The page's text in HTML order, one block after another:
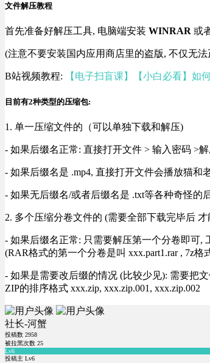
文件解压教程
首先准备好解压工具, 电脑端安装 WINRAR 或
(注意不要安装国内应用商店里的盗版, 不仅无
B站视频教程: 【电子扫盲课】【小白必看】如
目前有2种类型的压缩包:
1. 单一压缩文件的（可以单独下载和解压)
- 如果后缀名正常: 直接打开文件 > 输入密码 >
- 如果后缀名是 .mp4, 直接打开文件会播放猫和
- 如果无后缀名/或者后缀名是 .txt等各种奇怪的
2. 多个压缩分卷文件的 (需要全部下载完毕后
- 如果后缀名正常: 只需要解压第一个分卷即可,
(RAR格式的第一个分卷是叫 xxx.part1.rar , 7z
- 如果是需要改后缀的情况 (比较少见): 需要把文
ZIP的排序格式 xxx.zip, xxx.zip.001, xxx.zip.002
社长-河蟹
投稿数 2958
被拉黑次数 25
Lv6
投稿主 Lv6